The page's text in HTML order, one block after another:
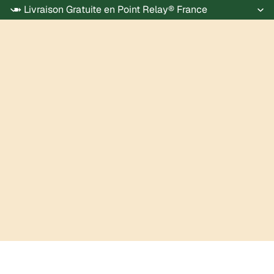
➽ Livraison Gratuite en Point Relay® France